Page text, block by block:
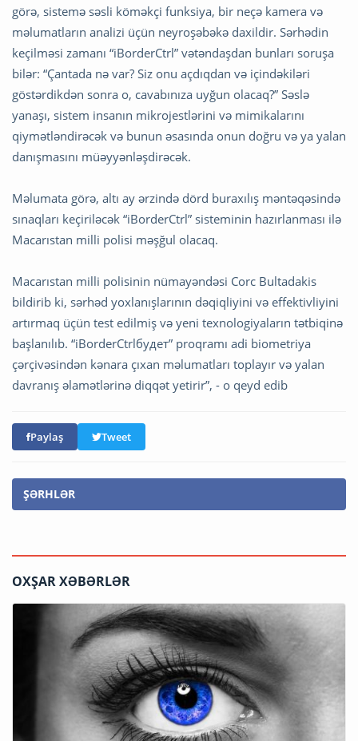
görə, sistemə səsli köməkçi funksiya, bir neçə kamera və
məlumatların analizi üçün neyroşəbəkə daxildir. Sərhədin
keçilməsi zamanı “iBorderCtrl” vətəndaşdan bunları soruşa
bilər: “Çantada nə var? Siz onu açdıqdan və içindəkiləri
göstərdikdən sonra o, cavabınıza uyğun olacaq?” Səslə
yanaşı, sistem insanın mikrojestlərini və mimikalarını
qiymətləndirəcək və bunun əsasında onun doğru və ya yalan
danışmasını müəyyənləşdirəcək.
Məlumata görə, altı ay ərzində dörd buraxılış məntəqəsində
sınaqları keçiriləcək “iBorderCtrl” sisteminin hazırlanması ilə
Macarıstan milli polisi məşğul olacaq.
Macarıstan milli polisinin nümayəndəsi Corc Bultadakis
bildirib ki, sərhəd yoxlanışlarının dəqiqliyini və effektivliyini
artırmaq üçün test edilmiş və yeni texnologiyaların tətbiqinə
başlanılıb. “iBorderCtrlбудет” proqramı adi biometriya
çərçivəsindən kənara çıxan məlumatları toplayır və yalan
davranış əlamətlərinə diqqət yetirir”, - o qeyd edib
Paylaş Tweet
ŞƏRHLƏR
OXŞAR XƏBƏRLƏR